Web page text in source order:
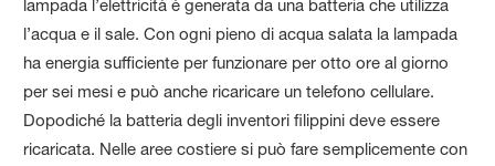
lampada l’elettricità è generata da una batteria che utilizza
l’acqua e il sale. Con ogni pieno di acqua salata la lampada
ha energia sufficiente per funzionare per otto ore al giorno
per sei mesi e può anche ricaricare un telefono cellulare.
Dopodiché la batteria degli inventori filippini deve essere
ricaricata. Nelle aree costiere si può fare semplicemente con